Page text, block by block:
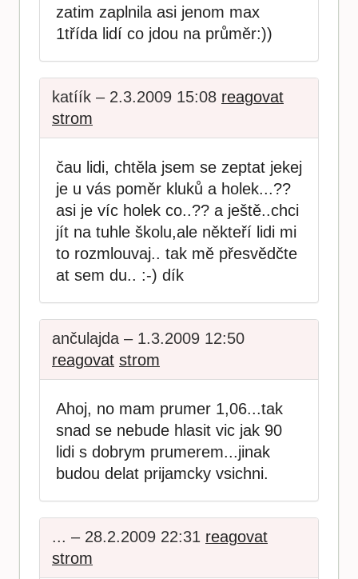
zatim zaplnila asi jenom max
1třída lidí co jdou na průměr:))
katíík – 2.3.2009 15:08 reagovat
strom
čau lidi, chtěla jsem se zeptat jekej
je u vás poměr kluků a holek...??
asi je víc holek co..?? a ještě..chci
jít na tuhle školu,ale někteří lidi mi
to rozmlouvaj.. tak mě přesvědčte
at sem du.. :-) dík
ančulajda – 1.3.2009 12:50
reagovat strom
Ahoj, no mam prumer 1,06...tak
snad se nebude hlasit vic jak 90
lidi s dobrym prumerem...jinak
budou delat prijamcky vsichni.
... – 28.2.2009 22:31 reagovat
strom